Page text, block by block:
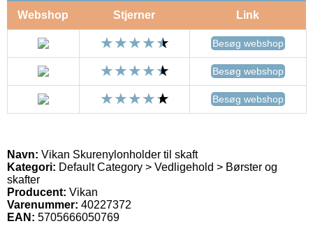
Webshop Stjerner Link
Besøg webshop
Besøg webshop
Besøg webshop
Navn: Vikan Skurenylonholder til skaft
Kategori: Default Category > Vedligehold > Børster og
skafter
Producent: Vikan
Varenummer: 40227372
EAN: 5705666050769